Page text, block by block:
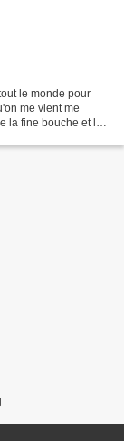
le monde pour
me vient me
la fine bouche et le